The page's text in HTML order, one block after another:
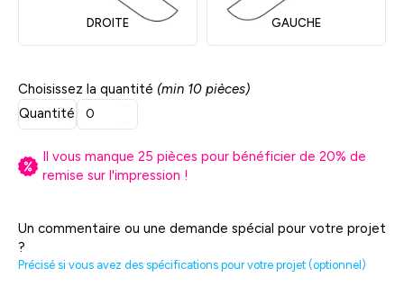
DROITE GAUCHE
Choisissez la quantité (min 10 pièces)
Quantité
Il vous manque 25 pièces pour bénéficier de 20% de
remise sur l'impression !
Un commentaire ou une demande spécial pour votre projet
?
Précisé si vous avez des spécifications pour votre projet (optionnel)